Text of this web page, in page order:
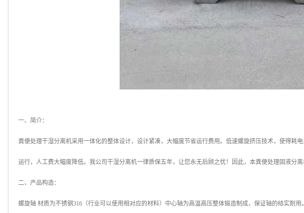
一、简介：
粪便处理干湿分离机采用一体化的整体设计，设计紧凑，大幅度节省运行费用。低速螺旋挤压技术，使得耗
运行，人工费大幅度降低。我公司干湿分离机一律质保五年，让您永无后顾之忧！因此，本粪便处理固液分
二、产品构造：
螺旋轴 材质为不锈钢316（行业可以使用相对应的材料）中心轴为高温高压整体锻造制成，保证轴的结实耐